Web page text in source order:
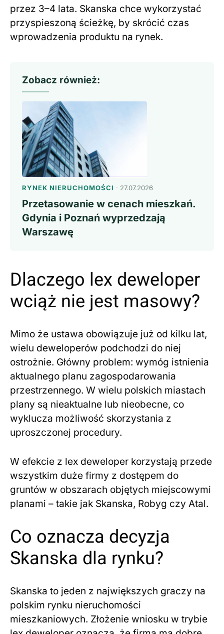
przez 3–4 lata. Skanska chce wykorzystać
przyspieszoną ścieżkę, by skrócić czas
wprowadzenia produktu na rynek.
Zobacz również:
RYNEK NIERUCHOMOŚCI · 27.07.2026
Przetasowanie w cenach mieszkań.
Gdynia i Poznań wyprzedzają
Warszawę
Dlaczego lex deweloper
wciąż nie jest masowy?
Mimo że ustawa obowiązuje już od kilku lat,
wielu deweloperów podchodzi do niej
ostrożnie. Główny problem: wymóg istnienia
aktualnego planu zagospodarowania
przestrzennego. W wielu polskich miastach
plany są nieaktualne lub nieobecne, co
wyklucza możliwość skorzystania z
uproszczonej procedury.
W efekcie z lex deweloper korzystają przede
wszystkim duże firmy z dostępem do
gruntów w obszarach objętych miejscowymi
planami – takie jak Skanska, Robyg czy Atal.
Co oznacza decyzja
Skanska dla rynku?
Skanska to jeden z największych graczy na
polskim rynku nieruchomości
mieszkaniowych. Złożenie wniosku w trybie